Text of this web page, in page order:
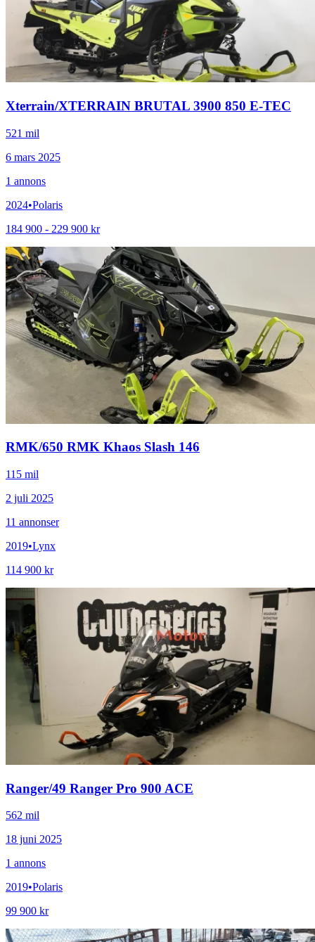
Xterrain/XTERRAIN BRUTAL 3900 850 E-TEC
521 mil
6 mars 2025
1 annons
2024•Polaris
184 900 - 229 900 kr
RMK/650 RMK Khaos Slash 146
115 mil
2 juli 2025
11 annonser
2019•Lynx
114 900 kr
Ranger/49 Ranger Pro 900 ACE
562 mil
18 juni 2025
1 annons
2019•Polaris
99 900 kr